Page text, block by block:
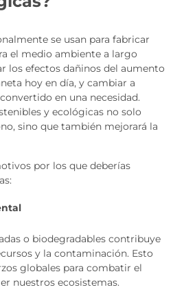
se usan para fabricar
el medio ambiente a largo
los efectos dañinos del aumento
hoy en día, y cambiar a
en una necesidad.
y ecológicas no solo
sino que también mejorará la
por los que deberías
o biodegradables contribuye
y la contaminación. Esto
globales para combatir el
nuestros ecosistemas.